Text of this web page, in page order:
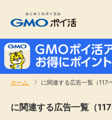
ホーム に関連する広告一覧（117
サービスで探す
旅行・レンタカー
に関連する広告一覧（117